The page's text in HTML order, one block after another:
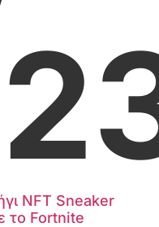
NFT Sneaker
το Fortnite